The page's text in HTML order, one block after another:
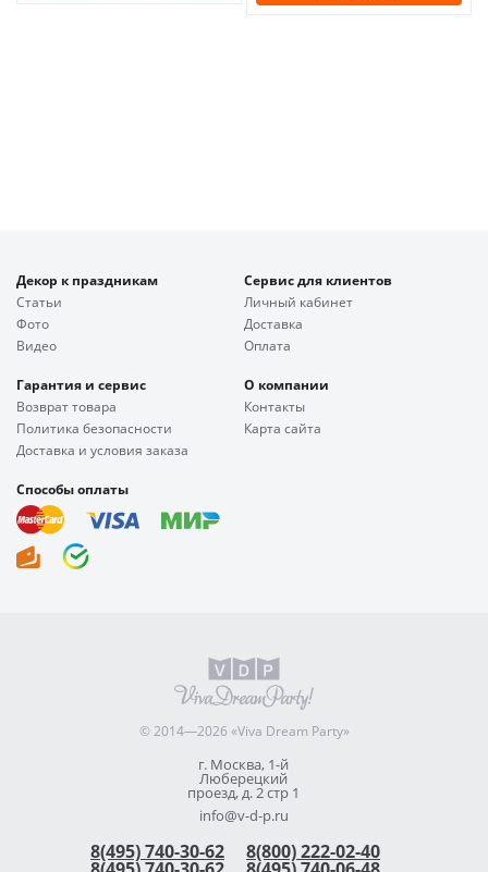
Декор к праздникам
Статьи
Фото
Видео
Сервис для клиентов
Личный кабинет
Доставка
Оплата
Гарантия и сервис
Возврат товара
Политика безопасности
Доставка и условия заказа
О компании
Контакты
Карта сайта
Способы оплаты
© 2014—2026 «Viva Dream Party»
г. Москва, 1-й
Люберецкий
проезд, д. 2 стр 1
info@v-d-p.ru
8(495) 740-30-62 8(800) 222-02-40